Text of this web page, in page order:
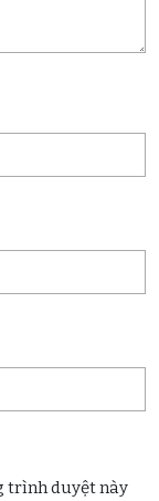
trình duyệt này